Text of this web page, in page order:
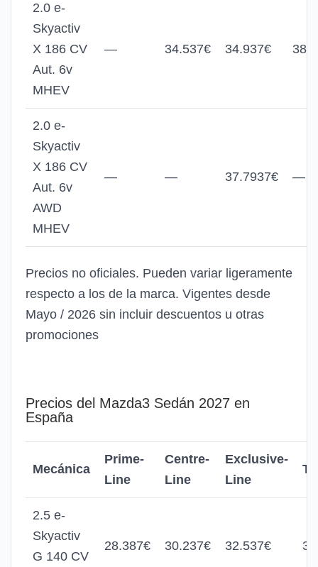
2.0 e-
Skyactiv
X 186 CV
Aut. 6v
MHEV
— 34.537€ 34.937€
2.0 e-
Skyactiv
X 186 CV
Aut. 6v
AWD
MHEV
— — 37.7937€ —
Precios no oficiales. Pueden variar ligeramente
respecto a los de la marca. Vigentes desde
Mayo / 2026 sin incluir descuentos u otras
promociones
Precios del Mazda3 Sedán 2027 en
España
Mecánica
Prime-
Line
Centre-
Line
Exclusive-
Line
2.5 e-
Skyactiv
G 140 CV
28.387€ 30.237€ 32.537€